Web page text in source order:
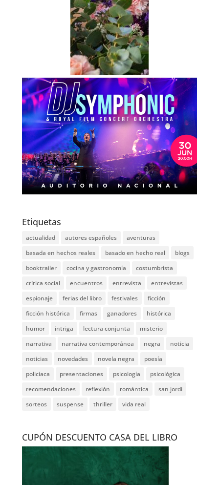
Etiquetas
actualidad autores españoles
aventuras
basada en hechos reales
basado en hecho real
blogs
booktrailer
cocina y gastronomía
costumbrista
crítica social
encuentros entrevista
entrevistas
espionaje
ferias del libro festivales
ficción
ficción histórica
firmas ganadores
histórica
humor
intriga lectura conjunta
misterio
narrativa
narrativa contemporánea negra
noticia
noticias
novedades novela negra
poesía
policíaca
presentaciones psicología
psicológica
recomendaciones
reflexión romántica
san jordi
sorteos
suspense thriller vida real
CUPÓN DESCUENTO CASA DEL LIBRO